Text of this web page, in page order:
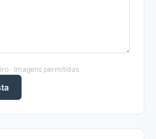
· Imagens permitidas